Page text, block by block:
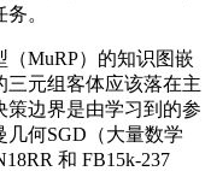
。
MuRP）的知识图嵌
三元组客体应该落在主
边界是由学习到的参
何SGD（大量数学
和 FB15k-237